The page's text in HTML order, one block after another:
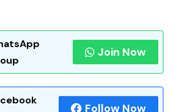
Join Now
Follow Now